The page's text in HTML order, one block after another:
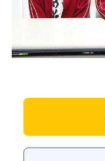
今期アニメ曜日別一覧
秋アニメ